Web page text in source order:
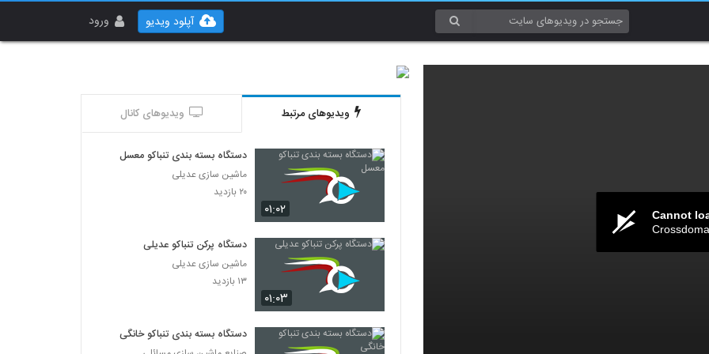
ورود آپلود ویدیو
Cannot
ویدیوهای مرتبط ویدیوهای کانال
۰۱:۰۲
دستگاه بسته بندی تنباکو معسل
ماشین سازی عدیلی
۲۰ بازدید
۰۱:۰۳
دستگاه پرکن تنباکو عدیلی
ماشین سازی عدیلی
۱۳ بازدید
دستگاه بسته بندی تنباکو خانگی